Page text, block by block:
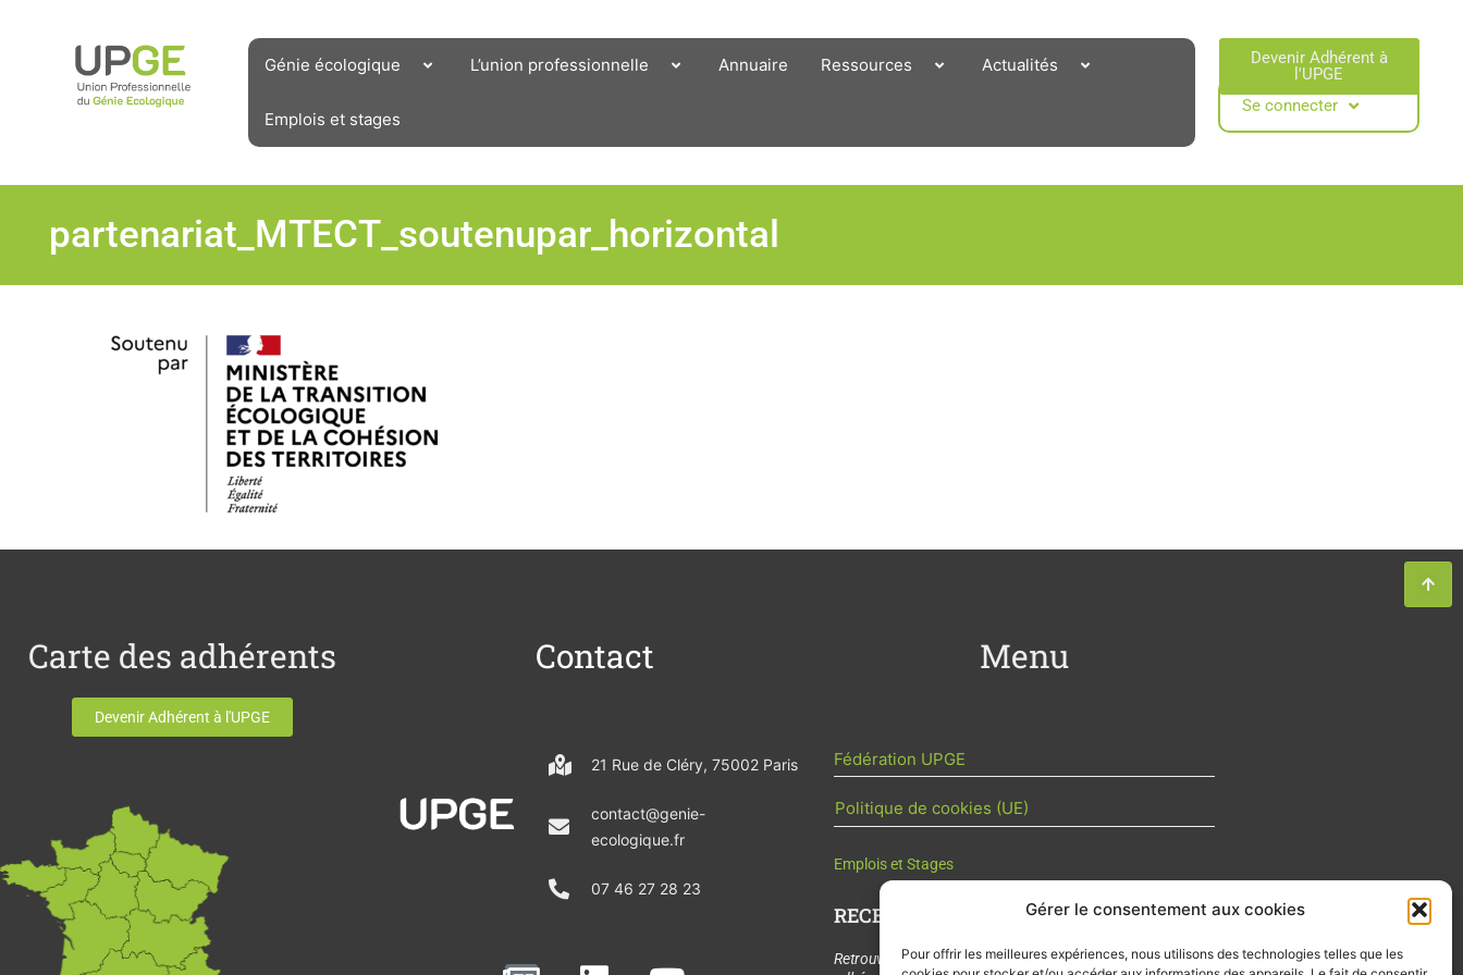
Gérer le consentement aux cookies
Pour offrir les meilleures expériences, nous utilisons des technologies telles que les
Génie écologique L’union professionnelle Annuaire Ressources Actualités
Emplois et stages
Devenir Adhérent à
l'UPGE​
Se connecter
partenariat_MTECT_soutenupar_horizontal
Carte des adhérents
Devenir Adhérent à l'UPGE
Contact
21 Rue de Cléry, 75002 Paris
contact@genie-
ecologique.fr
07 46 27 28 23
N L Y
Menu
Fédération UPGE
Politique de cookies (UE)
Emplois et Stages
RECEVOIR L'ACTU DE LA FILIÈRE
Retrouvez tous les mois les articles terrain de nos